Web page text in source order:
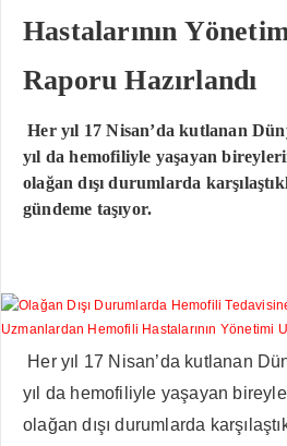
Hastalarının
Raporu Hazırlandı
Her yıl 17 Nisan’da kutlanan
yıl da hemofiliyle yaşayan
olağan dışı durumlarda
gündeme taşıyor.
Her yıl 17 Nisan’da kutlanan
yıl da hemofiliyle yaşayan
olağan dışı durumlarda